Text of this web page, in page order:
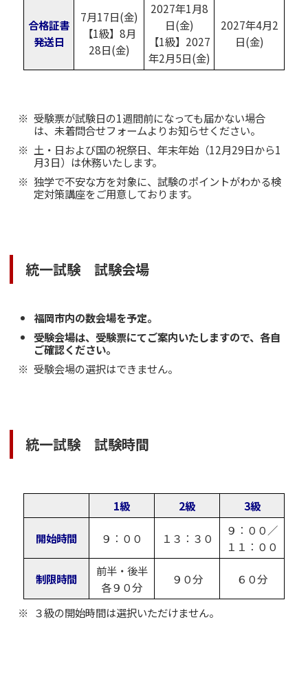
合格証書
発送日
7月17日(金)
【1級】8月
28日(金)
2027年1月8
日(金)
【1級】2027
年2月5日(金)
2027年4月2
日(金)
受験票が試験日の1週間前になっても届かない場合
は、未着問合せフォームよりお知らせください。
土・日および国の祝祭日、年末年始（12月29日から1
月3日）は休務いたします。
独学で不安な方を対象に、試験のポイントがわかる検
定対策講座をご用意しております。
統一試験 試験会場
福岡市内の数会場を予定。
受験会場は、受験票にてご案内いたしますので、各自
ご確認ください。
受験会場の選択はできません。
統一試験 試験時間
1級 2級 3級
開始時間 ９：００ １３：３０
９：００／
１１：００
制限時間
前半・後半
各９０分
９０分 ６０分
３級の開始時間は選択いただけません。